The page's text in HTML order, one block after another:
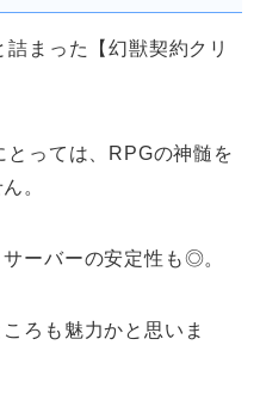
まった【幻獣契約クリ
とっては、RPGの神髄を
。
ーバーの安定性も◎。
ろも魅力かと思いま